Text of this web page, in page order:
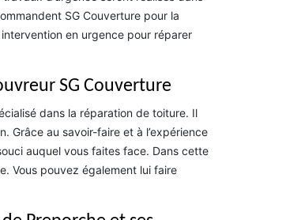
SG Couverture pour la
en urgence pour réparer
SG Couverture
dans la réparation de toiture. Il
Grâce au savoir-faire et à l’expérience
auquel vous faites face. Dans cette
Vous pouvez également lui faire